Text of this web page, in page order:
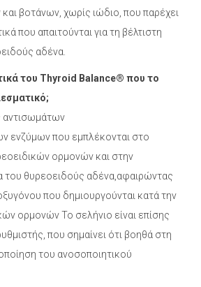
βοτάνων, χωρίς ιώδιο, που παρέχει
που απαιτούνται για τη βέλτιστη
αδένα.
του Thyroid Balance® που το
αντισωμάτων
ενζύμων που εμπλέκονται στο
ορμονών και στην
του θυρεοειδούς αδένα,αφαιρώντας
που δημιουργούνται κατά την
ορμονών Το σελήνιο είναι επίσης
που σημαίνει ότι βοηθά στη
του ανοσοποιητικού